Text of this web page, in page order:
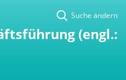
Suche ändern
(engl.: